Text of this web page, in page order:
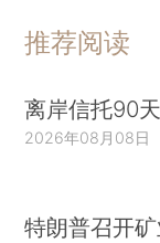
推荐阅读
离岸信托90
2026年08月08日
特朗普召开